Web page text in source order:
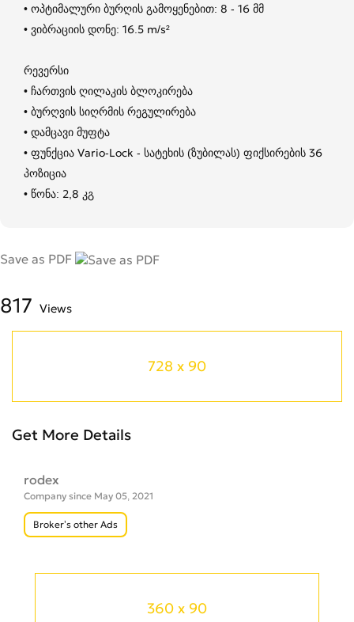
360 x 90
• ოპტიმალური ბურღის გამოყენებით: 8 - 16 მმ
• ვიბრაციის დონე: 16.5 m/s²
რევერსი
• ჩართვის ღილაკის ბლოკირება
• ბურღვის სიღრმის რეგულირება
• დამცავი მუფტა
• ფუნქცია Vario-Lock - სატეხის (ზუბილას) ფიქსირების 36
პოზიცია
• წონა: 2,8 კგ
Save as PDF
817 Views
728 x 90
Get More Details
rodex
Company since May 05, 2021
Broker’s other Ads